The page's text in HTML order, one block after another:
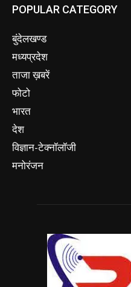
POPULAR CATEGORY
बुंदेलखण्ड
मध्यप्रदेश
ताजा ख़बरें
फोटो
भारत
देश
विज्ञान-टेक्नॉलॉजी
मनोरंजन